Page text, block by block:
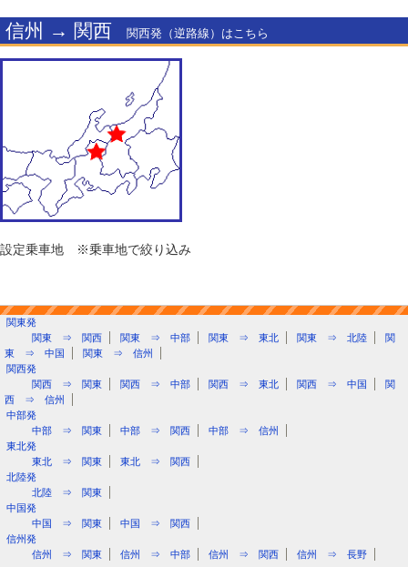
信州 → 関西 関西発（逆路線）はこちら
設定乗車地 ※乗車地で絞り込み
関東発
関東 ⇒ 関西
関東 ⇒ 中部 関東 ⇒ 東北 関東 ⇒ 北陸
関
東 ⇒ 中国
関東 ⇒ 信州
関西発
関西 ⇒ 関東
関西 ⇒ 中部 関西 ⇒ 東北 関西 ⇒ 中国
関
西 ⇒ 信州
中部発
中部 ⇒ 関東
中部 ⇒ 関西
中部 ⇒ 信州
東北発
東北 ⇒ 関東
東北 ⇒ 関西
北陸発
北陸 ⇒ 関東
中国発
中国 ⇒ 関東
中国 ⇒ 関西
信州発
信州 ⇒ 関東
信州 ⇒ 中部 信州 ⇒ 関西 信州 ⇒ 長野